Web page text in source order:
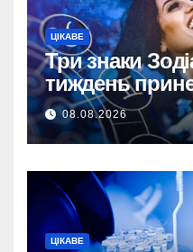
ЦІКАВЕ
Три знаки
тиждень
08.08.2026
ЦІКАВЕ